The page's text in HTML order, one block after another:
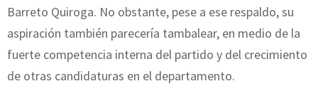
Barreto Quiroga. No obstante, pese a ese respaldo, su
aspiración también parecería tambalear, en medio de la
fuerte competencia interna del partido y del crecimiento
de otras candidaturas en el departamento.